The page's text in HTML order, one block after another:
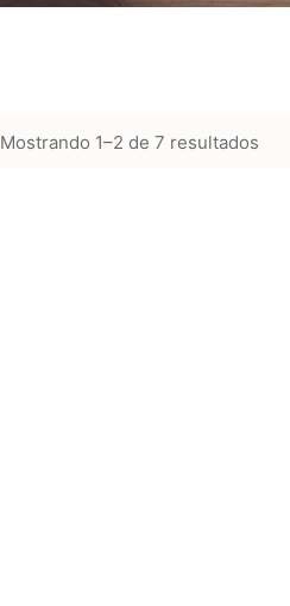
Mostrando 1–2 de 7 resultados